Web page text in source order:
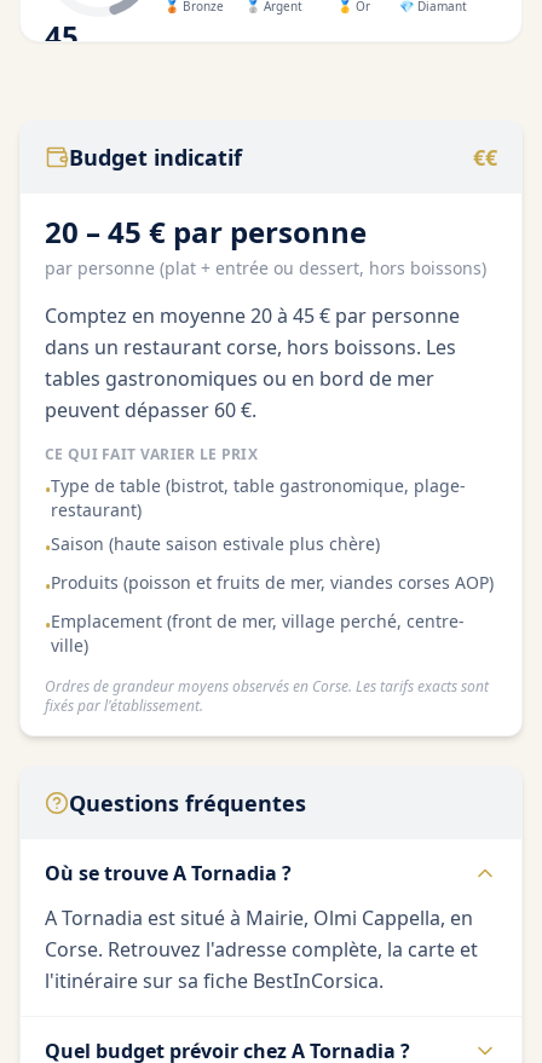
45
🥉 Bronze 🥈 Argent 🥇 Or 💎 Diamant
Budget indicatif €€
20 – 45 € par personne
par personne (plat + entrée ou dessert, hors boissons)
Comptez en moyenne 20 à 45 € par personne
dans un restaurant corse, hors boissons. Les
tables gastronomiques ou en bord de mer
peuvent dépasser 60 €.
CE QUI FAIT VARIER LE PRIX
•Type de table (bistrot, table gastronomique, plage-
restaurant)
•Saison (haute saison estivale plus chère)
•Produits (poisson et fruits de mer, viandes corses AOP)
•Emplacement (front de mer, village perché, centre-
ville)
Ordres de grandeur moyens observés en Corse. Les tarifs exacts sont
fixés par l'établissement.
Questions fréquentes
Où se trouve A Tornadia ?
A Tornadia est situé à Mairie, Olmi Cappella, en
Corse. Retrouvez l'adresse complète, la carte et
l'itinéraire sur sa fiche BestInCorsica.
Quel budget prévoir chez A Tornadia ?